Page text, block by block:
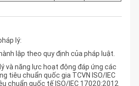
lý:
lập theo quy định của pháp luật.
và năng lực hoạt động đáp ứng các
tiêu chuẩn quốc gia TCVN ISO/IEC
chuẩn quốc tế ISO/IEC 17020:2012